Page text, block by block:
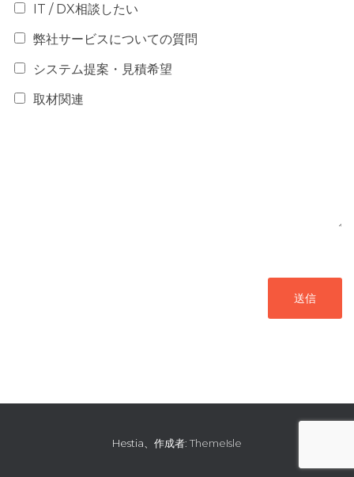
IT / DX相談したい
弊社サービスについての質問
システム提案・見積希望
取材関連
送信
Hestia、作成者: ThemeIsle